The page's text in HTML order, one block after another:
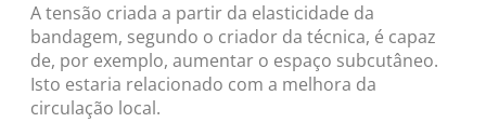
A tensão criada a partir da elasticidade da
bandagem, segundo o criador da técnica, é capaz
de, por exemplo, aumentar o espaço subcutâneo.
Isto estaria relacionado com a melhora da
circulação local.